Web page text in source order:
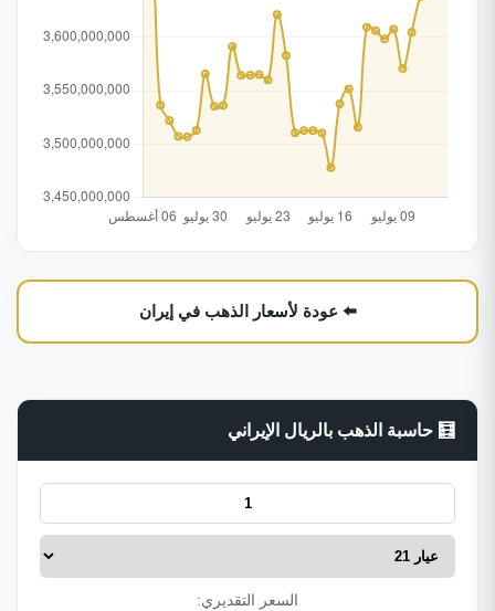
⬅️ عودة لأسعار الذهب في إيران
🧮 حاسبة الذهب بالريال الإيراني
السعر التقديري: